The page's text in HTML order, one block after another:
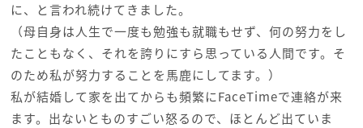
に、と言われ続けてきました。
（母自身は人生で一度も勉強も就職もせず、何の努力をし
たこともなく、それを誇りにすら思っている人間です。そ
のため私が努力することを馬鹿にしてます。）
私が結婚して家を出てからも頻繁にFaceTimeで連絡が来
ます。出ないとものすごい怒るので、ほとんど出ていま